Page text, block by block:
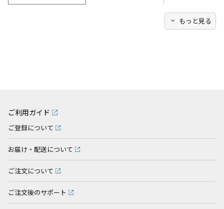
expand_more もっと見る
ご利用ガイド
ご登録について
お届け・配送について
ご注文について
ご注文後のサポート